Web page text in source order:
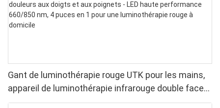
Gant de luminothérapie rouge UTK pour les mains,
appareil de luminothérapie infrarouge double face
pour soulager les douleurs aux doigts et aux